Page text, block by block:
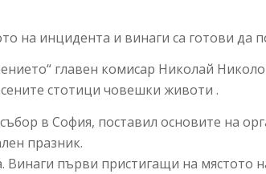
на инцидента и винаги са готови да
главен комисар Николай
стотици човешки животи .
в София, поставил основите на
празник.
Винаги първи пристигащи на мястото